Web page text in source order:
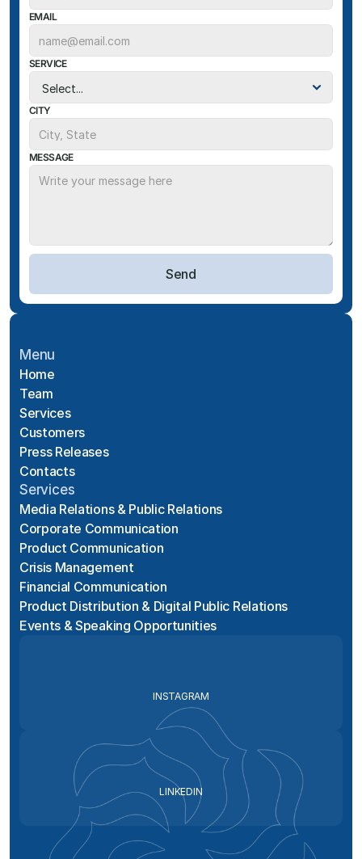
EMAIL
SERVICE
CITY
MESSAGE
Send
INSTAGRAM
LINKEDIN
Menu
Home
Team
Services
Customers
Press Releases
Contacts
Services
Media Relations & Public Relations
Corporate Communication
Product Communication
Crisis Management
Financial Communication
Product Distribution & Digital Public Relations
Events & Speaking Opportunities